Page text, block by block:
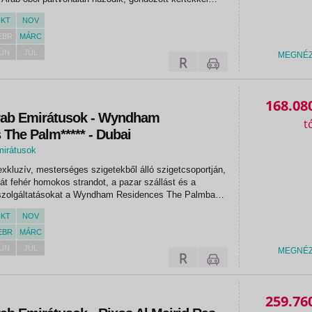
kikapcsolódáson felül a szálloda által kínált 4
Spa...NOV
MÁRC
JÚL
Emirátusok - Wyndham
Palm***** - Dubai
mesterséges szigetekből álló szigetcsoportján,
fehér homokos strandot, a pazar szállást és a
a Wyndham Residences The Palmban.
Repülőtértől (DXB) 37 km-re, az Al Maktoum
NOV
MÁRC
JÚL